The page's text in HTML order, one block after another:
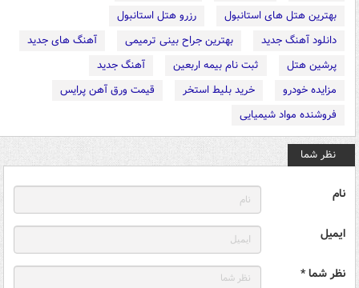
بهترین هتل های استانبول
رزرو هتل استانبول
دانلود آهنگ جدید
بهترین جراح بینی ترمیمی
آهنگ های جدید
پرشین هتل
ثبت نام بیمه اربعین
آهنگ جدید
مزایده خودرو
خرید بلیط استخر
قیمت ورق آهن پرایس
فروشنده مواد شیمیایی
نظر شما
نام
ایمیل
نظر شما *